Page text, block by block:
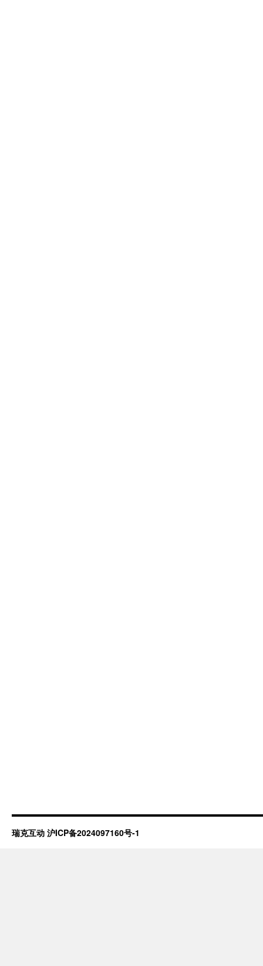
瑞克互动 沪ICP备2024097160号-1